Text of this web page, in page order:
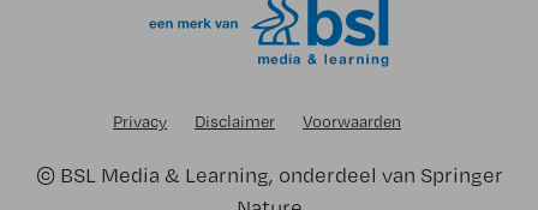
Privacy Disclaimer Voorwaarden
© BSL Media & Learning, onderdeel van Springer